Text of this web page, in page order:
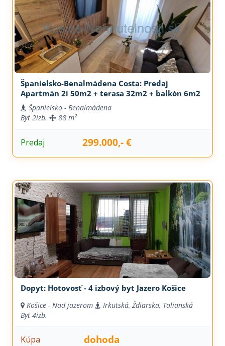
Španielsko-Benalmádena Costa: Predaj
Apartmán 2i 50m2 + terasa 32m2 + balkón 6m2
Španielsko - Benalmádena
Byt 2izb. 88 m²
Predaj 299.000,- €
Dopyt: Hotovosť - 4 izbový byt Jazero Košice
Košice - Nad jazerom
Irkutská, Ždiarska, Talianská
Byt 4izb.
Kúpa dohoda